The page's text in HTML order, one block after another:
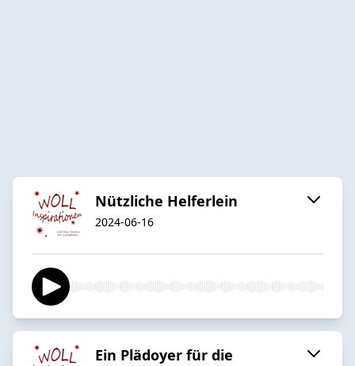
Nützliche Helferlein
2024-06-16
Ein Plädoyer für die